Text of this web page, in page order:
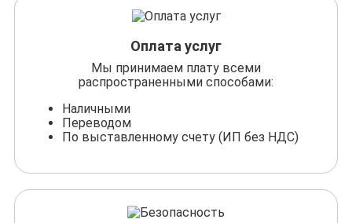
Оплата услуг
Мы принимаем плату всеми
распространенными способами:
Наличными
Переводом
По выставленному счету (ИП без НДС)